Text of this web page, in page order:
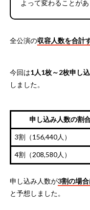
よって変わることがあ
全公演の収容人数を合計
今回は1人1枚～2枚申し
しました。
申し込み人数の割
3割（156,440人）
4割（208,580人）
申し込み人数が3割の場
と予想しました。